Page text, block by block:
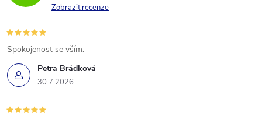
Zobrazit recenze
Petra Brádková
30.7.2026
Spokojenost se vším.